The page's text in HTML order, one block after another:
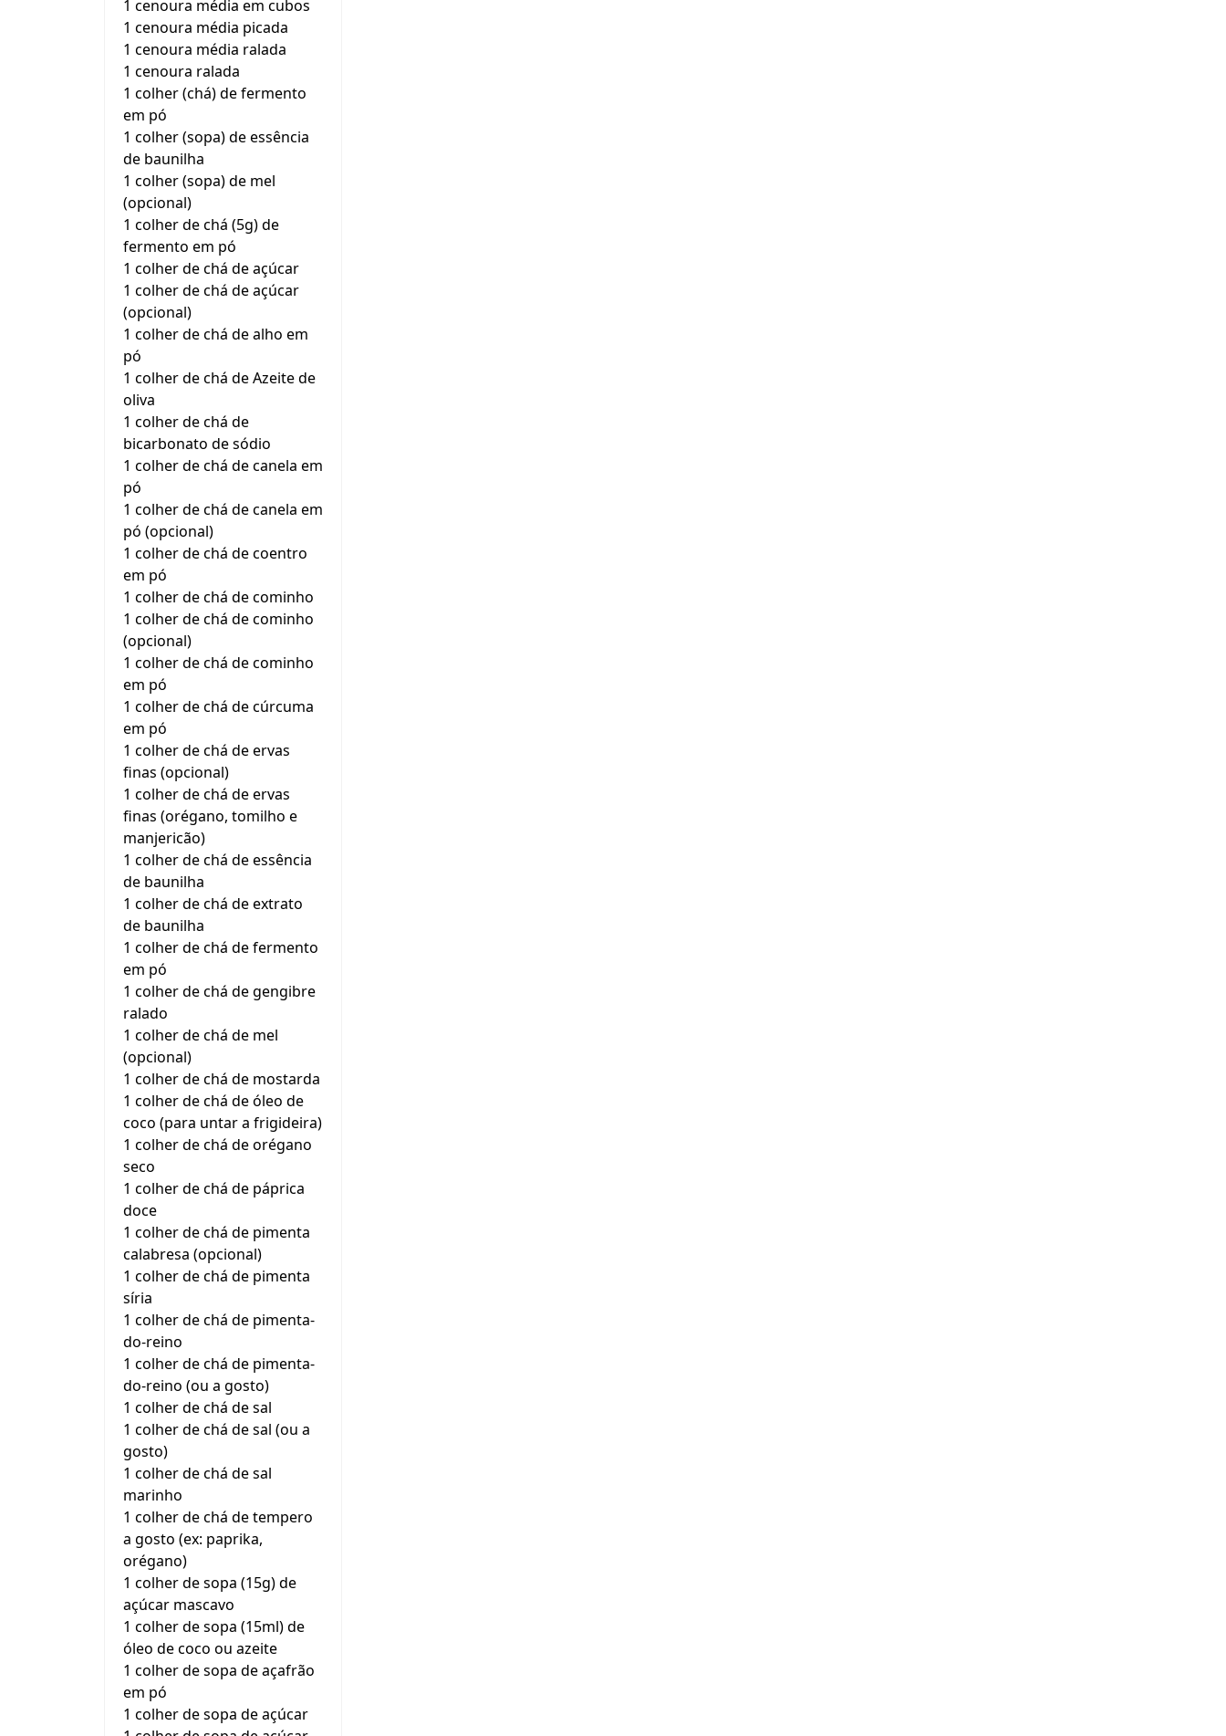
1 cenoura média em cubos
1 cenoura média picada
1 cenoura média ralada
1 cenoura ralada
1 colher (chá) de fermento
em pó
1 colher (sopa) de essência
de baunilha
1 colher (sopa) de mel
(opcional)
1 colher de chá (5g) de
fermento em pó
1 colher de chá de açúcar
1 colher de chá de açúcar
(opcional)
1 colher de chá de alho em
pó
1 colher de chá de Azeite de
oliva
1 colher de chá de
bicarbonato de sódio
1 colher de chá de canela em
pó
1 colher de chá de canela em
pó (opcional)
1 colher de chá de coentro
em pó
1 colher de chá de cominho
1 colher de chá de cominho
(opcional)
1 colher de chá de cominho
em pó
1 colher de chá de cúrcuma
em pó
1 colher de chá de ervas
finas (opcional)
1 colher de chá de ervas
finas (orégano, tomilho e
manjericão)
1 colher de chá de essência
de baunilha
1 colher de chá de extrato
de baunilha
1 colher de chá de fermento
em pó
1 colher de chá de gengibre
ralado
1 colher de chá de mel
(opcional)
1 colher de chá de mostarda
1 colher de chá de óleo de
coco (para untar a frigideira)
1 colher de chá de orégano
seco
1 colher de chá de páprica
doce
1 colher de chá de pimenta
calabresa (opcional)
1 colher de chá de pimenta
síria
1 colher de chá de pimenta-
do-reino
1 colher de chá de pimenta-
do-reino (ou a gosto)
1 colher de chá de sal
1 colher de chá de sal (ou a
gosto)
1 colher de chá de sal
marinho
1 colher de chá de tempero
a gosto (ex: paprika,
orégano)
1 colher de sopa (15g) de
açúcar mascavo
1 colher de sopa (15ml) de
óleo de coco ou azeite
1 colher de sopa de açafrão
em pó
1 colher de sopa de açúcar